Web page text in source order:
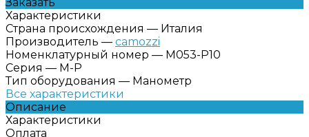
Характеристики
Страна происхождения — Италия
Производитель — camozzi
Номенклатурный номер — M053-P10
Серия — M-P
Тип оборудования — Манометр
Все характеристики
Описание
Характеристики
Оплата